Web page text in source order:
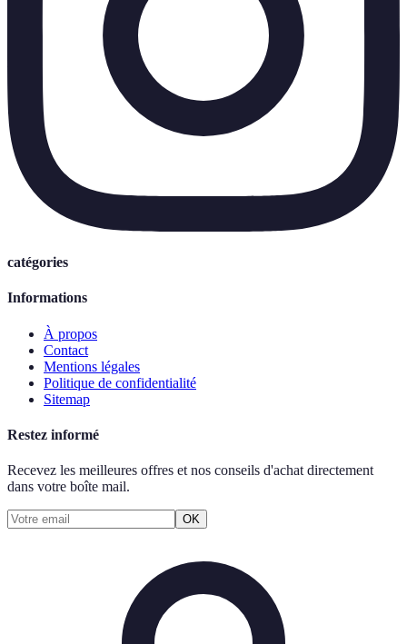
catégories
Informations
À propos
Contact
Mentions légales
Politique de confidentialité
Sitemap
Restez informé
Recevez les meilleures offres et nos conseils d'achat directement
dans votre boîte mail.
OK